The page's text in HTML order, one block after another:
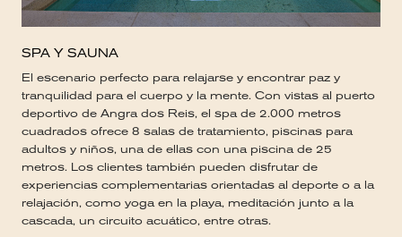
SPA Y SAUNA
El escenario perfecto para relajarse y encontrar paz y
tranquilidad para el cuerpo y la mente. Con vistas al puerto
deportivo de Angra dos Reis, el spa de 2.000 metros
cuadrados ofrece 8 salas de tratamiento, piscinas para
adultos y niños, una de ellas con una piscina de 25
metros. Los clientes también pueden disfrutar de
experiencias complementarias orientadas al deporte o a la
relajación, como yoga en la playa, meditación junto a la
cascada, un circuito acuático, entre otras.